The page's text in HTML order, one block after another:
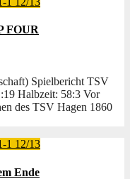
FOUR
Spielbericht TSV
Halbzeit: 58:3 Vor
des TSV Hagen 1860
1 12/13
Ende